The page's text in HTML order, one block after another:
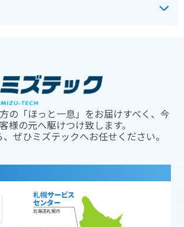
の「ほっと一息」をお届けすべく、今
様の元へ駆けつけ致します。
ぜひミズテックへお任せください。